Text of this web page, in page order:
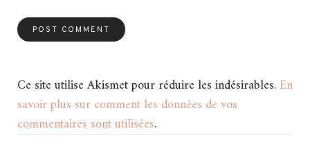
Ce site utilise Akismet pour réduire les indésirables.En
savoir plus sur comment les données de vos
commentaires sont utilisées.